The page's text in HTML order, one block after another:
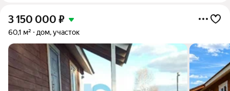
3 150 000 ₽
60,1 м² дом, участок